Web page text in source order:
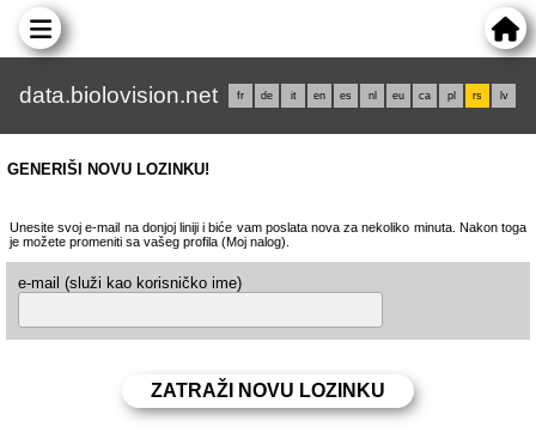
data.biolovision.net fr de it en es nl eu ca pl rs lv
GENERIŠI NOVU LOZINKU!
Unesite svoj e-mail na donjoj liniji i biće vam poslata nova za nekoliko minuta. Nakon toga
je možete promeniti sa vašeg profila (Moj nalog).
e-mail (služi kao korisničko ime)